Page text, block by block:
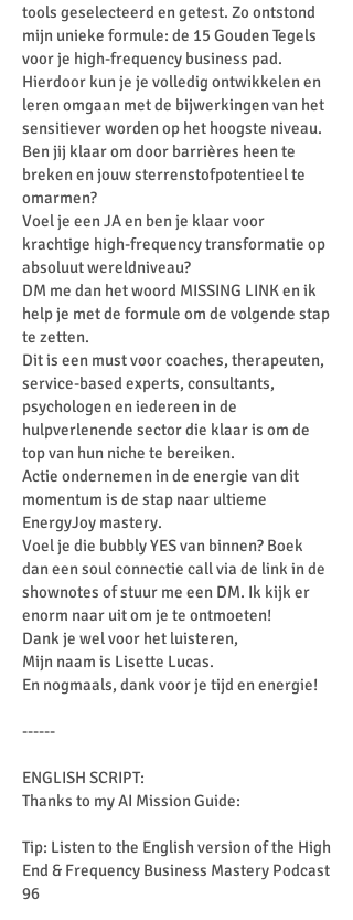
tools geselecteerd en getest. Zo ontstond
mijn unieke formule: de 15 Gouden Tegels
voor je high-frequency business pad.
Hierdoor kun je je volledig ontwikkelen en
leren omgaan met de bijwerkingen van het
sensitiever worden op het hoogste niveau.
Ben jij klaar om door barrières heen te
breken en jouw sterrenstofpotentieel te
omarmen?
Voel je een JA en ben je klaar voor
krachtige high-frequency transformatie op
absoluut wereldniveau?
DM me dan het woord MISSING LINK en ik
help je met de formule om de volgende stap
te zetten.
Dit is een must voor coaches, therapeuten,
service-based experts, consultants,
psychologen en iedereen in de
hulpverlenende sector die klaar is om de
top van hun niche te bereiken.
Actie ondernemen in de energie van dit
momentum is de stap naar ultieme
EnergyJoy mastery.
Voel je die bubbly YES van binnen? Boek
dan een soul connectie call via de link in de
shownotes of stuur me een DM. Ik kijk er
enorm naar uit om je te ontmoeten!
Dank je wel voor het luisteren,
Mijn naam is Lisette Lucas.
En nogmaals, dank voor je tijd en energie!
------
ENGLISH SCRIPT:
Thanks to my AI Mission Guide:
Tip: Listen to the English version of the High
End & Frequency Business Mastery Podcast
96